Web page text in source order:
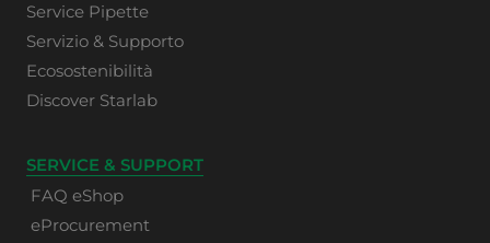
Service Pipette
Servizio & Supporto
Ecosostenibilità
Discover Starlab
SERVICE & SUPPORT
FAQ eShop
eProcurement